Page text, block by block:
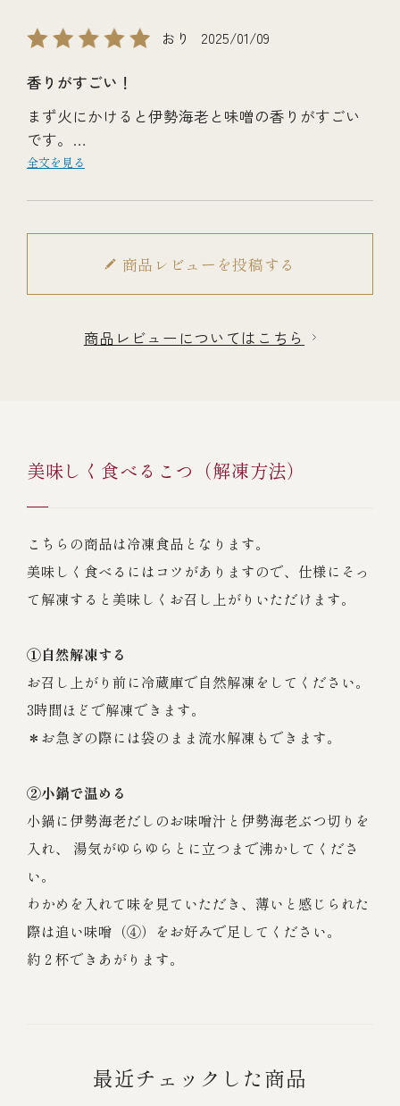
おり 2025/01/09
香りがすごい！
まず火にかけると伊勢海老と味噌の香りがすごい
です。
濃い伊勢海老の出汁と、味噌の風味が最高です。
全文を見る
商品レビューを投稿する
商品レビューについてはこちら
美味しく食べるこつ（解凍方法）
こちらの商品は冷凍食品となります。
美味しく食べるにはコツがありますので、仕様にそっ
て解凍すると美味しくお召し上がりいただけます。
①自然解凍する
お召し上がり前に冷蔵庫で自然解凍をしてください。
3時間ほどで解凍できます。
＊お急ぎの際には袋のまま流水解凍もできます。
②小鍋で温める
小鍋に伊勢海老だしのお味噌汁と伊勢海老ぶつ切りを
入れ、 湯気がゆらゆらとに立つまで沸かしてくださ
い。
わかめを入れて味を見ていただき、薄いと感じられた
際は追い味噌（④）をお好みで足してください。
約２杯できあがります。
最近チェックした商品